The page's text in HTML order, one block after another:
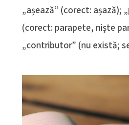
„așează” (corect: așază);
(corect: parapete, niște
„contributor” (nu există;